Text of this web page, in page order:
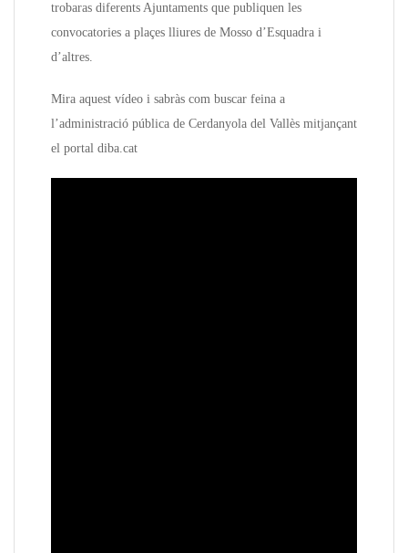
trobaras diferents Ajuntaments que publiquen les
convocatories a plaçes lliures de Mosso d’Esquadra i
d’altres.
Mira aquest vídeo i sabràs com buscar feina a
l’administració pública de Cerdanyola del Vallès mitjançant
el portal diba.cat